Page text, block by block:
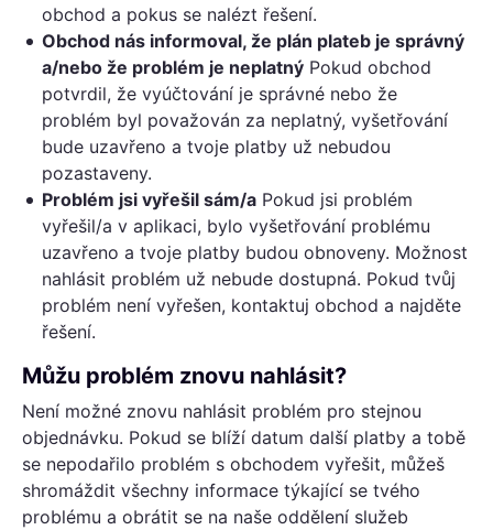
obchod a pokus se nalézt řešení.
Obchod nás informoval, že plán plateb je správný
a/nebo že problém je neplatný Pokud obchod
potvrdil, že vyúčtování je správné nebo že
problém byl považován za neplatný, vyšetřování
bude uzavřeno a tvoje platby už nebudou
pozastaveny.
Problém jsi vyřešil sám/a Pokud jsi problém
vyřešil/a v aplikaci, bylo vyšetřování problému
uzavřeno a tvoje platby budou obnoveny. Možnost
nahlásit problém už nebude dostupná. Pokud tvůj
problém není vyřešen, kontaktuj obchod a najděte
řešení.
Můžu problém znovu nahlásit?
Není možné znovu nahlásit problém pro stejnou
objednávku. Pokud se blíží datum další platby a tobě
se nepodařilo problém s obchodem vyřešit, můžeš
shromáždit všechny informace týkající se tvého
problému a obrátit se na naše oddělení služeb